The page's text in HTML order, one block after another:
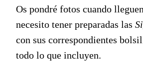
Os pondré fotos cuando
necesito tener preparadas las
con sus correspondientes
todo lo que incluyen.